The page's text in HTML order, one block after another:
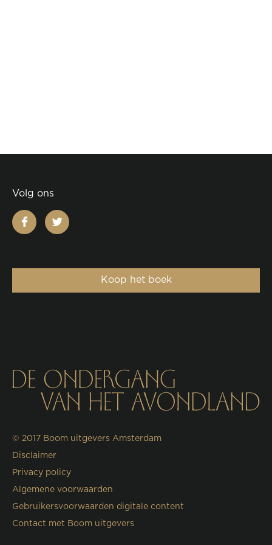
Volg ons
facebooktwitter
Koop het boek
© 2017 Boom uitgevers Amsterdam
Disclaimer
Privacy policy
Algemene voorwaarden
Gebruikersvoorwaarden digitale content
Contact met Boom uitgevers